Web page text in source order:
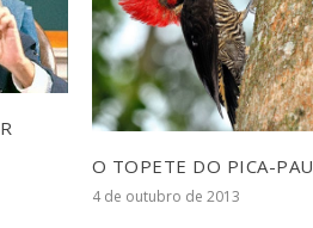
O TOPETE DO PICA-PAU
4 de outubro de 2013